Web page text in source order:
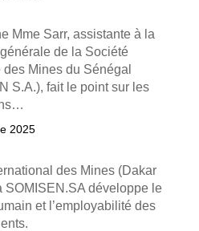
Mme Sarr, assistante à la
de la Société
des Mines du Sénégal
S.A.), fait le point sur les
2025
des Mines (Dakar
SOMISEN.SA développe le
et l’employabilité des